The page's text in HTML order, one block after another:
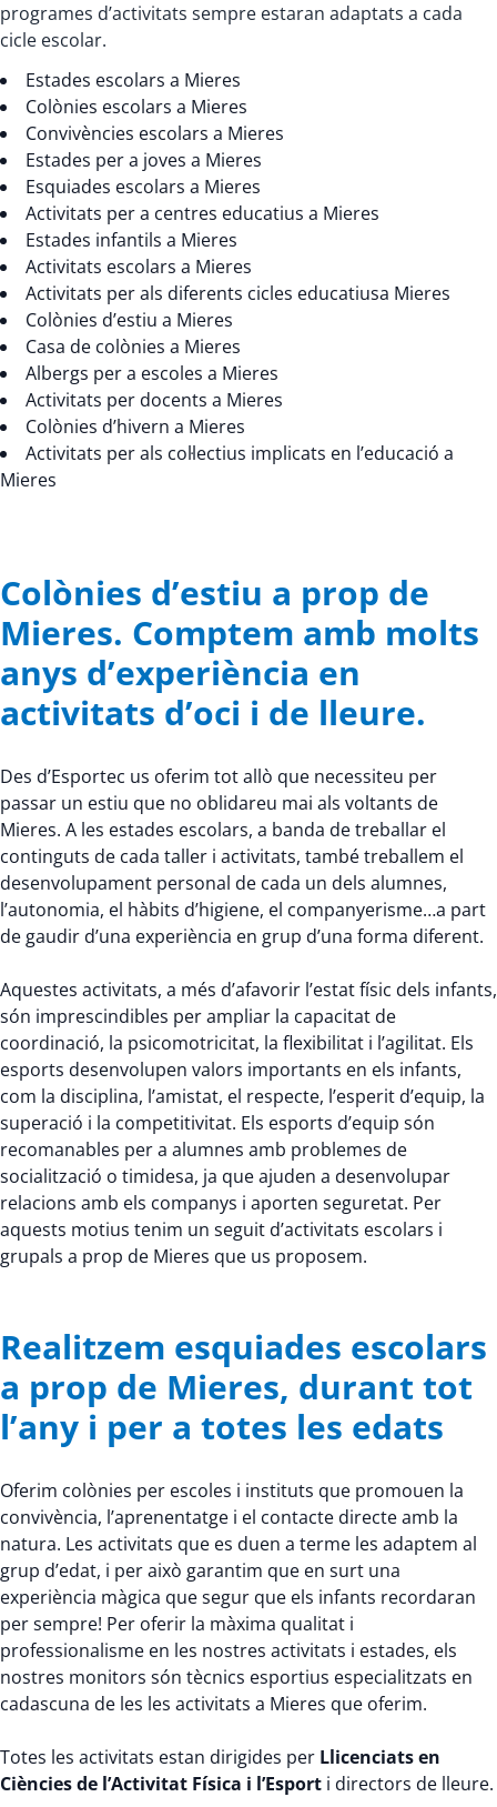
programes d’activitats sempre estaran adaptats a cada
cicle escolar.
Estades escolars a Mieres
Colònies escolars a Mieres
Convivències escolars a Mieres
Estades per a joves a Mieres
Esquiades escolars a Mieres
Activitats per a centres educatius a Mieres
Estades infantils a Mieres
Activitats escolars a Mieres
Activitats per als diferents cicles educatiusa Mieres
Colònies d’estiu a Mieres
Casa de colònies a Mieres
Albergs per a escoles a Mieres
Activitats per docents a Mieres
Colònies d’hivern a Mieres
Activitats per als col·lectius implicats en l’educació a
Mieres
Colònies d’estiu a prop de
Mieres. Comptem amb molts
anys d’experiència en
activitats d’oci i de lleure.
Des d’Esportec us oferim tot allò que necessiteu per
passar un estiu que no oblidareu mai als voltants de
Mieres. A les estades escolars, a banda de treballar el
continguts de cada taller i activitats, també treballem el
desenvolupament personal de cada un dels alumnes,
l’autonomia, el hàbits d’higiene, el companyerisme…a part
de gaudir d’una experiència en grup d’una forma diferent.
Aquestes activitats, a més d’afavorir l’estat físic dels infants,
són imprescindibles per ampliar la capacitat de
coordinació, la psicomotricitat, la flexibilitat i l’agilitat. Els
esports desenvolupen valors importants en els infants,
com la disciplina, l’amistat, el respecte, l’esperit d’equip, la
superació i la competitivitat. Els esports d’equip són
recomanables per a alumnes amb problemes de
socialització o timidesa, ja que ajuden a desenvolupar
relacions amb els companys i aporten seguretat. Per
aquests motius tenim un seguit d’activitats escolars i
grupals a prop de Mieres que us proposem.
Realitzem esquiades escolars
a prop de Mieres, durant tot
l’any i per a totes les edats
Oferim colònies per escoles i instituts que promouen la
convivència, l’aprenentatge i el contacte directe amb la
natura. Les activitats que es duen a terme les adaptem al
grup d’edat, i per això garantim que en surt una
experiència màgica que segur que els infants recordaran
per sempre! Per oferir la màxima qualitat i
professionalisme en les nostres activitats i estades, els
nostres monitors són tècnics esportius especialitzats en
cadascuna de les les activitats a Mieres que oferim.
Totes les activitats estan dirigides per Llicenciats en
Ciències de l’Activitat Física i l’Esport i directors de lleure.